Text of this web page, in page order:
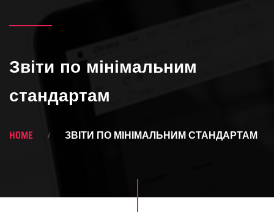
Звіти по мінімальним
стандартам
HOME ЗВІТИ ПО МІНІМАЛЬНИМ СТАНДАРТАМ